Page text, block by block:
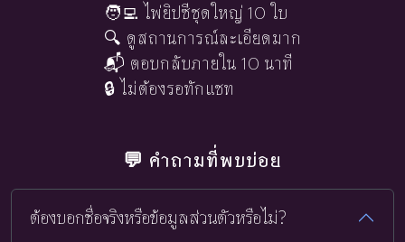
🧑‍💻 ไพ่ยิปซีชุดใหญ่ 10 ใบ
🔍 ดูสถานการณ์ละเอียดมาก
📬 ตอบกลับภายใน 10 นาที
🔒 ไม่ต้องรอทักแชท
💬 คำถามที่พบบ่อย
ต้องบอกชื่อจริงหรือข้อมูลส่วนตัวหรือไม่?